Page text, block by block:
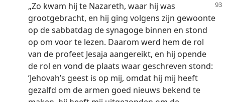
„Zo kwam hij te Nazareth, waar hij was
grootgebracht, en hij ging volgens zijn gewoonte
op de sabbatdag de synagoge binnen en stond
op om voor te lezen. Daarom werd hem de rol
van de profeet Jesaja aangereikt, en hij opende
de rol en vond de plaats waar geschreven stond:
’Jehovah’s geest is op mij, omdat hij mij heeft
gezalfd om de armen goed nieuws bekend te